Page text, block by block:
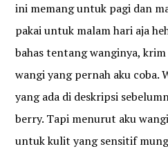
ini memang untuk pagi dan
pakai untuk malam hari aja
bahas tentang wanginya,
wangi yang pernah aku coba.
yang ada di deskripsi
berry. Tapi menurut aku
untuk kulit yang sensitif